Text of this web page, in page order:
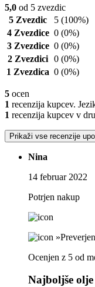
5,0 od 5 zvezdic
5 Zvezdic
5 (100%)
4 Zvezdice 0 (0%)
3 Zvezdice 0 (0%)
2 Zvezdici 0 (0%)
1 Zvezdica 0 (0%)
5 ocen
1 recenzija kupcev.
1 recenzija kupcev v
Prikaži vse recenzije
Nina
14 februar 2022
Potrjen nakup
Ocenjen z 5 od
Najboljše olje